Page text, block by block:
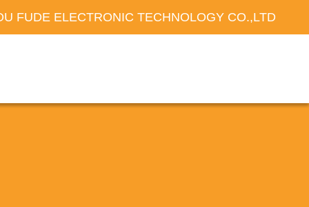
FUDE ELECTRONIC TECHNOLOGY CO.,LTD